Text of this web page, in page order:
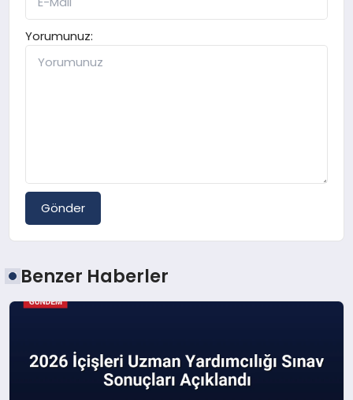
Yorumunuz:
Gönder
Benzer Haberler